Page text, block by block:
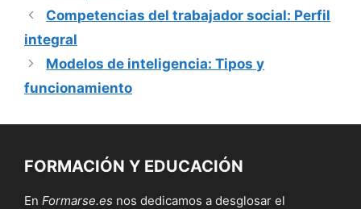
Competencias del trabajador social: Perfil
integral
Modelos de inteligencia: Tipos y
funcionamiento
FORMACIÓN Y EDUCACIÓN
En Formarse.es nos dedicamos a desglosar el